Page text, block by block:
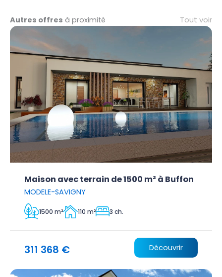
Autres offres à proximité Tout voir
Maison avec terrain de 1500 m² à Buffon
MODELE-SAVIGNY
1500 m² 110 m² 3 ch.
311 368 € Découvrir